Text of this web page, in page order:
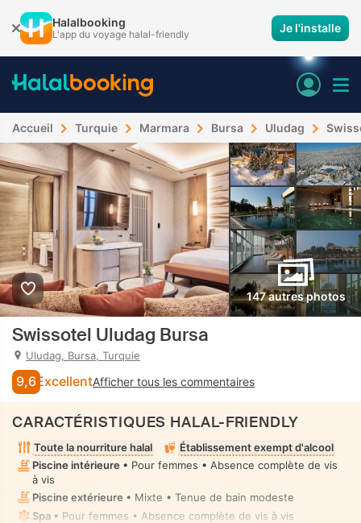
Halalbooking
L'app du voyage halal-friendly Je l'installe
Accueil Turquie Marmara Bursa Uludag
147 autres photos
Swissotel Uludag Bursa
Uludag, Bursa, Turquie
9,6 ExcellentAfficher tous les commentaires
CARACTÉRISTIQUES HALAL-FRIENDLY
Toute la nourriture halal
Établissement exempt d'alcool
Piscine intérieure • Pour femmes • Absence complète de vis
à vis
Piscine extérieure • Mixte • Tenue de bain modeste
Spa • Pour femmes • Absence complète de vis à vis